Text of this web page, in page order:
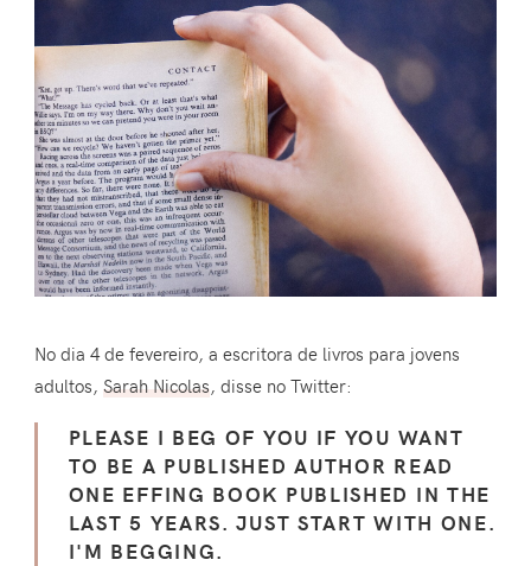
No dia 4 de fevereiro, a escritora de livros para jovens
adultos,Sarah Nicolas, disse no Twitter:
PLEASE I BEG OF YOU IF YOU WANT
TO BE A PUBLISHED AUTHOR READ
ONE EFFING BOOK PUBLISHED IN THE
LAST 5 YEARS. JUST START WITH ONE.
I'M BEGGING.